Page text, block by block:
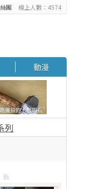
團 線上人數：4574
動漫
邊撿的木棍與石
石斧》馬麻打開書
會有這種東
列